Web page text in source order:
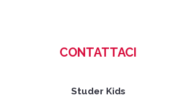
CONTATTACI
Studer Kids